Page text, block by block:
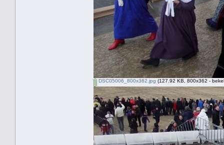
DSC05006_800x362.jpg (127.92 KB, 800x362 -